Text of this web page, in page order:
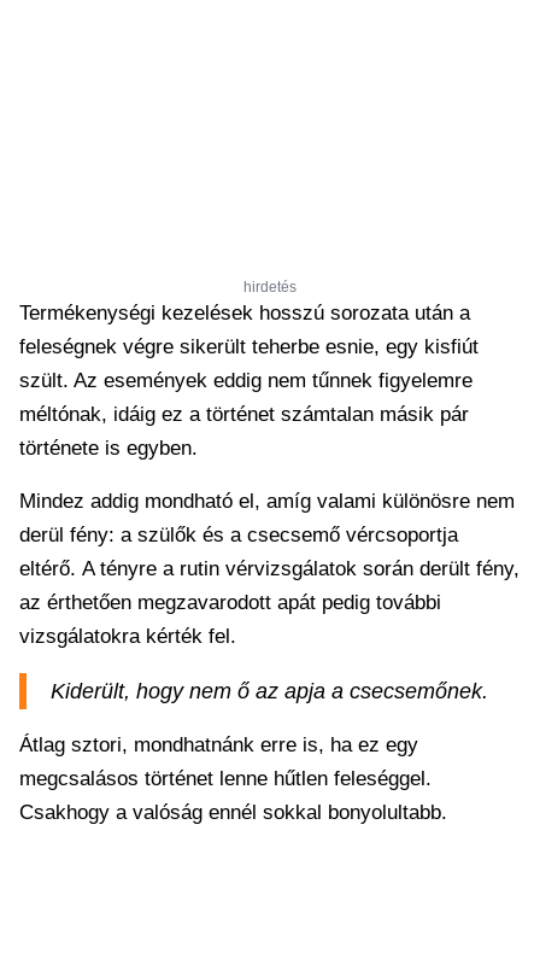
hirdetés
Termékenységi kezelések hosszú sorozata után a
feleségnek végre sikerült teherbe esnie, egy kisfiút
szült. Az események eddig nem tűnnek figyelemre
méltónak, idáig ez a történet számtalan másik pár
története is egyben.
Mindez addig mondható el, amíg valami különösre nem
derül fény: a szülők és a csecsemő vércsoportja
eltérő. A tényre a rutin vérvizsgálatok során derült fény,
az érthetően megzavarodott apát pedig további
vizsgálatokra kérték fel.
Kiderült, hogy nem ő az apja a csecsemőnek.
Átlag sztori, mondhatnánk erre is, ha ez egy
megcsalásos történet lenne hűtlen feleséggel.
Csakhogy a valóság ennél sokkal bonyolultabb.